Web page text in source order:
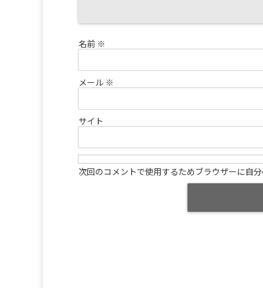
名前 ※
メール ※
サイト
次回のコメントで使用するためブラウザーに自